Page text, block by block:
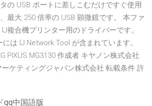
の USB ポートに差しこむだけですぐ使用
最大 250 倍率の USB 顕微鏡です。 本ファ
複合機プリンター用のドライバーです。
は IJ Network Tool が含まれています。
PIXUS MG3130 作成者 キヤノン株式会社
ケティングジャパン株式会社 転載条件 許
qq中国語版